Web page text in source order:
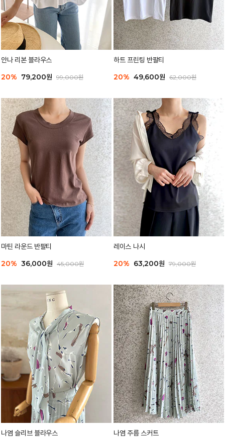
안나 리본 블라우스
20% 79,200원 99,000원
하트 프린팅 반팔티
20% 49,600원 62,000원
마틴 라운드 반팔티
20% 36,000원 45,000원
레이스 나시
20% 63,200원 79,000원
나염 슬리브 블라우스
나염 주름 스커트